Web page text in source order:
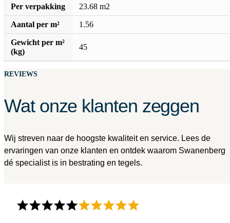
Per verpakking 23.68 m2
Aantal per m² 1.56
Gewicht per m²
(kg)
45
REVIEWS
Wat onze klanten zeggen
Wij streven naar de hoogste kwaliteit en service. Lees de
ervaringen van onze klanten en ontdek waarom Swanenberg
dé specialist is in bestrating en tegels.